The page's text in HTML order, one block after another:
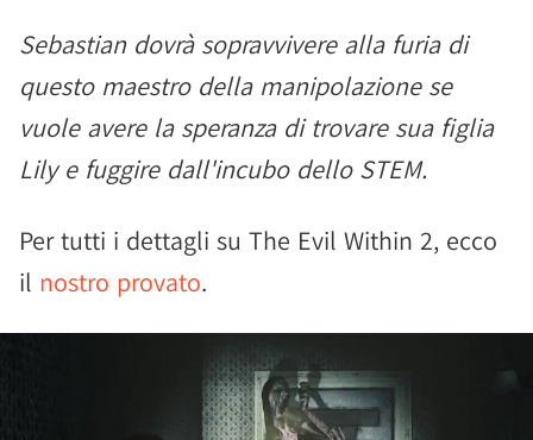
Sebastian dovrà sopravvivere alla furia di
questo maestro della manipolazione se
vuole avere la speranza di trovare sua figlia
Lily e fuggire dall'incubo dello STEM.
Per tutti i dettagli su The Evil Within 2, ecco
il nostro provato.